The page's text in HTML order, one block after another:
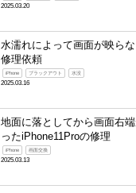
2025.03.20
水濡れによって画面が映ら
修理依頼
iPhone ブラックアウト 水没
2025.03.16
地面に落としてから画面右
ったiPhone11Proの修理
iPhone 画面交換
2025.03.13